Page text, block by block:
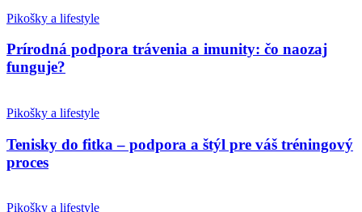
Pikošky a lifestyle
Prírodná podpora trávenia a imunity: čo naozaj
funguje?
Pikošky a lifestyle
Tenisky do fitka – podpora a štýl pre váš tréningový
proces
Pikošky a lifestyle